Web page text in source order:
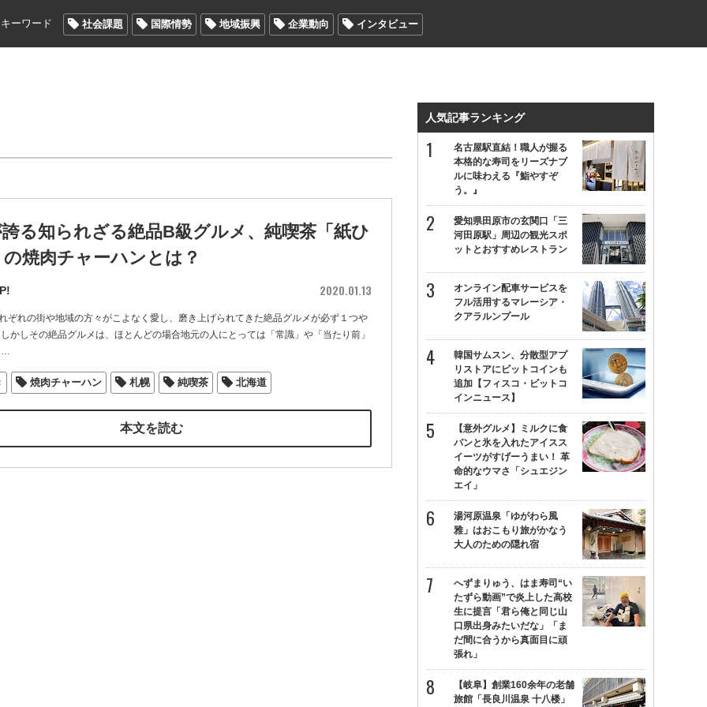
ーワード 社会課題 国際情勢 地域振興 企業動向 インタビュー
る知られざる絶品B級グルメ、純喫茶「紙ひ
焼肉チャーハンとは？
2020.01.13
ぞれの街や地域の方々がこよなく愛し、磨き上げられてきた絶品グルメが必ず１つや
かしその絶品グルメは、ほとんどの場合地元の人にとっては「常識」や「当たり前」
焼肉チャーハン 札幌 純喫茶 北海道
本文を読む
人気記事ランキング
名古屋駅直結！職人が握る
本格的な寿司をリーズナブ
ルに味わえる『鮨やすぞ
う。』
愛知県田原市の玄関口「三
河田原駅」周辺の観光スポ
ットとおすすめレストラン
オンライン配車サービスを
フル活用するマレーシア・
クアラルンプール
韓国サムスン、分散型アプ
リストアにビットコインも
追加【フィスコ・ビットコ
インニュース】
【意外グルメ】ミルクに食
パンと氷を入れたアイスス
イーツがすげーうまい！ 革
命的なウマさ「シュエジン
エイ」
湯河原温泉「ゆがわら風
雅」はおこもり旅がかなう
大人のための隠れ宿
へずまりゅう、はま寿司“い
たずら動画”で炎上した高校
生に提言「君ら俺と同じ山
口県出身みたいだな」「ま
だ間に合うから真面目に頑
張れ」
【岐阜】創業160余年の老舗
旅館「長良川温泉 十八楼」